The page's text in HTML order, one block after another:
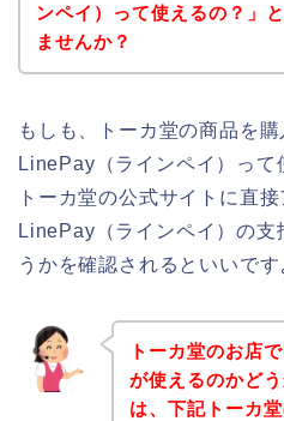
ンペイ）って使えるの？」
ませんか？
もしも、トーカ堂の商品を
LinePay（ラインペイ）って
トーカ堂の公式サイトに直接
LinePay（ラインペイ）の
うかを確認されるといいです
トーカ堂のお店
が使えるのかど
は、下記トーカ